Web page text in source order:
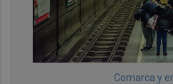
Comarca y